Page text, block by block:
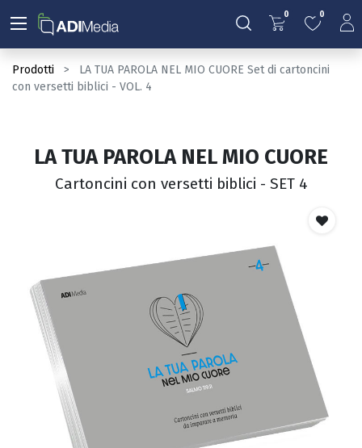
0 0
Prodotti
LA TUA PAROLA NEL MIO CUORE Set di cartoncini
con versetti biblici - VOL. 4
LA TUA PAROLA NEL MIO CUORE
Cartoncini con versetti biblici - SET 4